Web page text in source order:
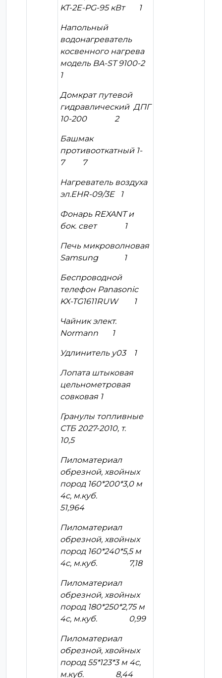
KT-2E-PG-95 кВт 1
Напольный
водонагреватель
косвенного нагрева
модель BA-ST 9100-2
1
Домкрат путевой
гидравлический ДПГ
10-200 2
Башмак
противооткатный 1-
7 7
Нагреватель воздуха
эл.EHR-09/3E 1
Фонарь REXANT и
бок. свет 1
Печь микроволновая
Samsung 1
Беспроводной
телефон Panasonic
KX-TG1611RUW 1
Чайник элект.
Normann 1
Удлинитель у03 1
Лопата штыковая
цельнометровая
совковая 1
Гранулы топливные
СТБ 2027-2010, т.
10,5
Пиломатериал
обрезной, хвойных
пород 160*200*3,0 м
4с, м.куб.
51,964
Пиломатериал
обрезной, хвойных
пород 160*240*5,5 м
4с, м.куб. 7,18
Пиломатериал
обрезной, хвойных
пород 180*250*2,75 м
4с, м.куб. 0,99
Пиломатериал
обрезной, хвойных
пород 55*123*3 м 4с,
м.куб. 8,44